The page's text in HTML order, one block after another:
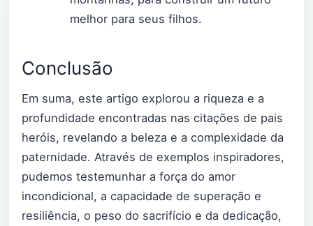
melhor para seus filhos.
Conclusão
Em suma, este artigo explorou a riqueza e a
profundidade encontradas nas citações de pais
heróis, revelando a beleza e a complexidade da
paternidade. Através de exemplos inspiradores,
pudemos testemunhar a força do amor
incondicional, a capacidade de superação e
resiliência, o peso do sacrifício e da dedicação,